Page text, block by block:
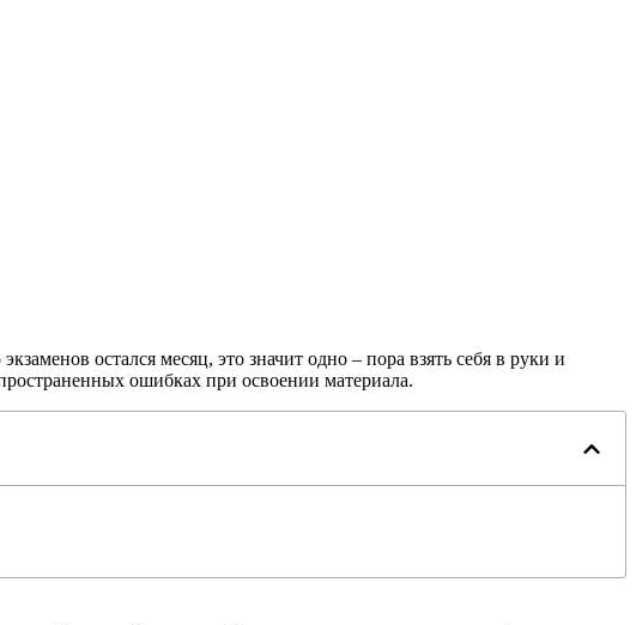
остался месяц, это значит одно – пора взять себя в руки и
ошибках при освоении материала.